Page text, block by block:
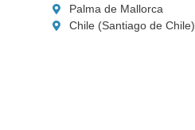
Palma de Mallorca
Chile (Santiago de Chile)